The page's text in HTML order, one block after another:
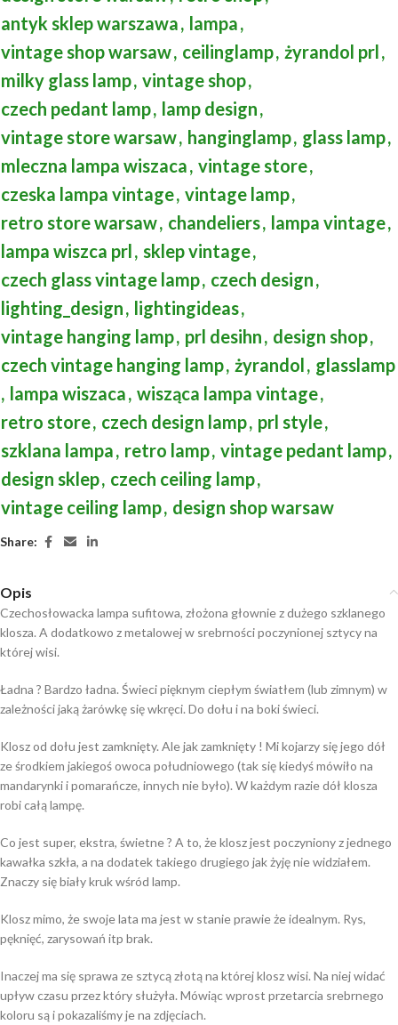
antyk sklep warszawa, lampa,
vintage shop warsaw, ceilinglamp, żyrandol prl,
milky glass lamp, vintage shop,
czech pedant lamp, lamp design,
vintage store warsaw, hanginglamp, glass lamp,
mleczna lampa wiszaca, vintage store,
czeska lampa vintage, vintage lamp,
retro store warsaw, chandeliers, lampa vintage,
lampa wiszca prl, sklep vintage,
czech glass vintage lamp, czech design,
lighting_design, lightingideas,
vintage hanging lamp, prl desihn, design shop,
czech vintage hanging lamp, żyrandol, glasslamp
, lampa wiszaca, wisząca lampa vintage,
retro store, czech design lamp, prl style,
szklana lampa, retro lamp, vintage pedant lamp,
design sklep, czech ceiling lamp,
vintage ceiling lamp, design shop warsaw
Share:
Opis
Czechosłowacka lampa sufitowa, złożona głownie z dużego szklanego
klosza. A dodatkowo z metalowej w srebrności poczynionej sztycy na
której wisi.
Ładna ? Bardzo ładna. Świeci pięknym ciepłym światłem (lub zimnym) w
zależności jaką żarówkę się wkręci. Do dołu i na boki świeci.
Klosz od dołu jest zamknięty. Ale jak zamknięty ! Mi kojarzy się jego dół
ze środkiem jakiegoś owoca południowego (tak się kiedyś mówiło na
mandarynki i pomarańcze, innych nie było). W każdym razie dół klosza
robi całą lampę.
Co jest super, ekstra, świetne ? A to, że klosz jest poczyniony z jednego
kawałka szkła, a na dodatek takiego drugiego jak żyję nie widziałem.
Znaczy się biały kruk wśród lamp.
Klosz mimo, że swoje lata ma jest w stanie prawie że idealnym. Rys,
pęknięć, zarysowań itp brak.
Inaczej ma się sprawa ze sztycą złotą na której klosz wisi. Na niej widać
upływ czasu przez który służyła. Mówiąc wprost przetarcia srebrnego
koloru są i pokazaliśmy je na zdjęciach.